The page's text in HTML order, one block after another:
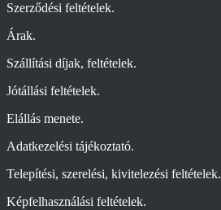
Szerződési feltételek.
Árak.
Szállítási díjak, feltételek.
Jótállási feltételek.
Elállás menete.
Adatkezelési tájékoztató.
Telepítési, szerelési, kivitelezési feltételek.
Képfelhasználási feltételek.